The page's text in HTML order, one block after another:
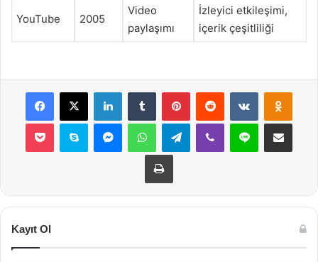
YouTube 2005
Video
paylaşımı
İzleyici etkileşimi,
içerik çeşitliliği
Facebook
X LinkedInTumblr PinterestReddit VKontakte
Pocket Skype MessengerWhatsAppTelegramViber Line E-Posta ile
Yazdır
Kayıt Ol